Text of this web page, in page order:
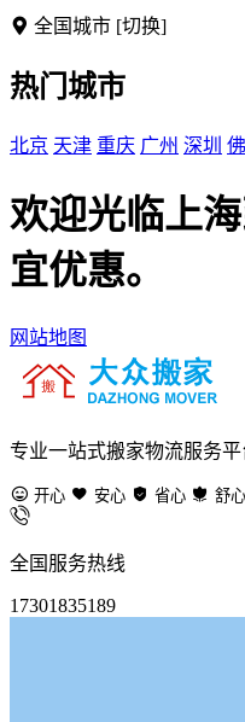
全国城市 [切换]
热门城市
北京 天津 重庆 广州 深圳
欢迎光临上
宜优惠。
网站地图
专业一站式搬家物流服务平
开心 安心 省心 舒心
全国服务热线
17301835189